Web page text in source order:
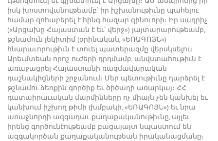
իսկ խոստովանութեամբ՝ իր իշխանութիւնը պահելու
համար զոհաբերել է հինգ հազար զինուորի։ Իր սադրիչ
(«Արցախը Հայաստան է եւ՝ վերջ») յայտարարութեամբ,
թշնամուն լեկիտիմ (օրինական, «ԵՌԱԳՈՅՆ»)
հնարաւորութիւն է տուել պատերազմը վերսկսելու։
Արեւմտեան որոշ ուժերի դրդմամբ, անվստահութիւն է
առաջացրել Հայաստանի ռազմավարական
դաշնակիցների շրջանում։ Մեր պետութիւնը դարձրել է
թշնամու ձեռքին գործիք եւ ծիծաղի առարկայ։ ՀՀ
դատաիրաւական մարմինները ոչ միայն չեն կանխել եւ
կանխում իշխող թիմի (խմբակի, «ԵՌԱԳՈՅՆ») եւ նրա
առաջնորդի ազգադաւ քաղաքականութիւնը, այլեւ
իրենց գործունէութեամբ բացայայտ նպաստում են
ազգակործան քաղաքականութեան իրականացմանը։